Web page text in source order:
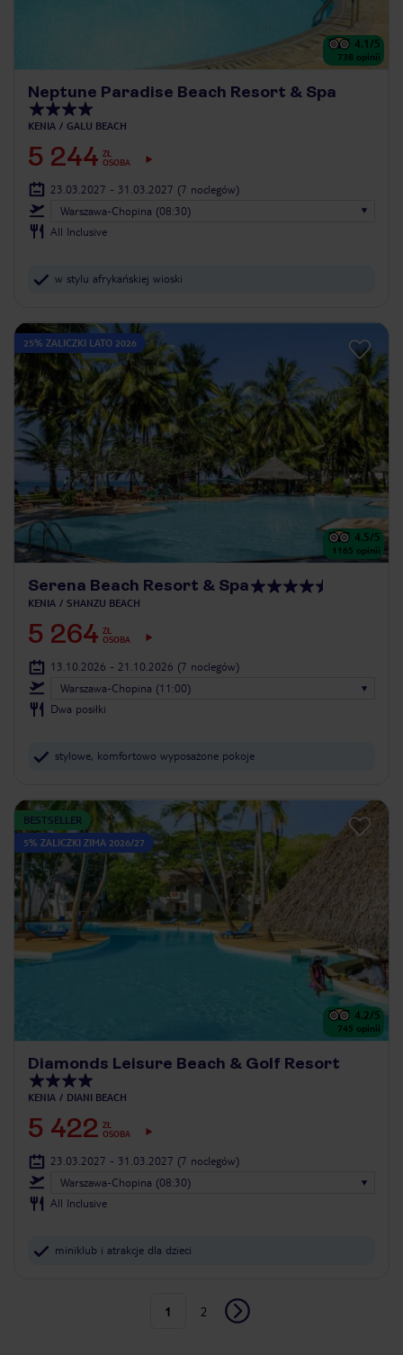
4.1/5
738 opinii
Neptune Paradise Beach Resort & Spa
KENIA GALU BEACH
5 244 ZŁ
OSOBA
23.03.2027 - 31.03.2027 (7 noclegów)
Warszawa-Chopina (08:30)
All Inclusive
w stylu afrykańskiej wioski
25% ZALICZKI LATO 2026
4.5/5
1165 opinii
Serena Beach Resort & Spa
KENIA SHANZU BEACH
5 264 ZŁ
OSOBA
13.10.2026 - 21.10.2026 (7 noclegów)
Warszawa-Chopina (11:00)
Dwa posiłki
stylowe, komfortowo wyposażone pokoje
BESTSELLER
5% ZALICZKI ZIMA 2026/27
4.2/5
745 opinii
Diamonds Leisure Beach & Golf Resort
KENIA DIANI BEACH
5 422 ZŁ
OSOBA
23.03.2027 - 31.03.2027 (7 noclegów)
Warszawa-Chopina (08:30)
All Inclusive
miniklub i atrakcje dla dzieci
1 2